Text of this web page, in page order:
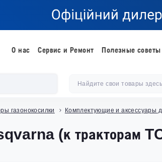
О нас Сервис и Ремонт Полезные советы
газонокосилки Комплектующие и аксессуары
(к тракторам